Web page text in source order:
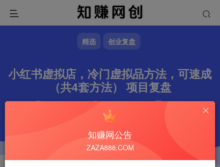
精选 创业复盘
小红书虚拟店，冷门虚拟品方法，可速成
（共4套方法） 项目复盘
文章字数845 阅读耗时3分钟
更新时间
作者镇山的虎
知赚网公告
ZAZA888.COM